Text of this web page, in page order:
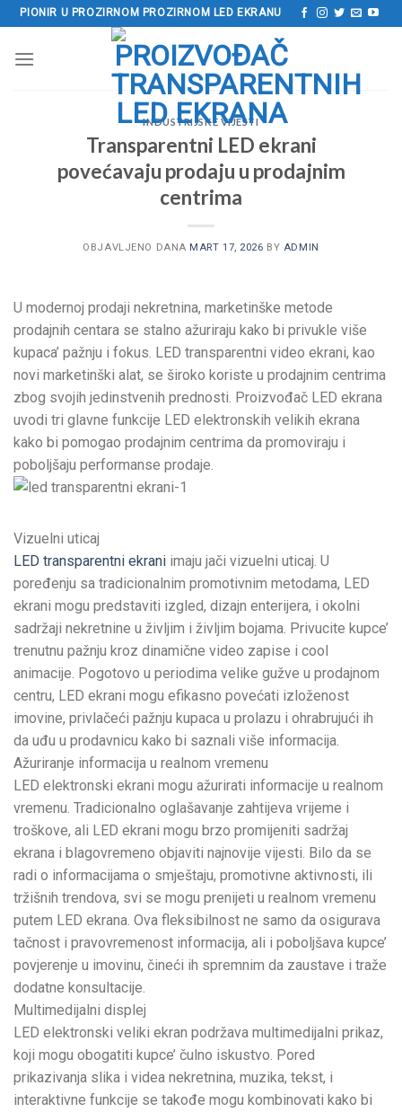
Preskoči
na
sadržaj
PIONIR U PROZIRNOM PROZIRNOM LED EKRANU
INDUSTRIJSKE VIJESTI
Transparentni LED ekrani
povećavaju prodaju u prodajnim
centrima
OBJAVLJENO DANA MART 17, 2026 BY ADMIN
U modernoj prodaji nekretnina, marketinške metode
prodajnih centara se stalno ažuriraju kako bi privukle više
kupaca’ pažnju i fokus. LED transparentni video ekrani, kao
novi marketinški alat, se široko koriste u prodajnim centrima
zbog svojih jedinstvenih prednosti. Proizvođač LED ekrana
uvodi tri glavne funkcije LED elektronskih velikih ekrana
kako bi pomogao prodajnim centrima da promoviraju i
poboljšaju performanse prodaje.
Vizuelni uticaj
LED transparentni ekrani imaju jači vizuelni uticaj. U
poređenju sa tradicionalnim promotivnim metodama, LED
ekrani mogu predstaviti izgled, dizajn enterijera, i okolni
sadržaji nekretnine u življim i življim bojama. Privucite kupce’
trenutnu pažnju kroz dinamične video zapise i cool
animacije. Pogotovo u periodima velike gužve u prodajnom
centru, LED ekrani mogu efikasno povećati izloženost
imovine, privlačeći pažnju kupaca u prolazu i ohrabrujući ih
da uđu u prodavnicu kako bi saznali više informacija.
Ažuriranje informacija u realnom vremenu
LED elektronski ekrani mogu ažurirati informacije u realnom
vremenu. Tradicionalno oglašavanje zahtijeva vrijeme i
troškove, ali LED ekrani mogu brzo promijeniti sadržaj
ekrana i blagovremeno objaviti najnovije vijesti. Bilo da se
radi o informacijama o smještaju, promotivne aktivnosti, ili
tržišnih trendova, svi se mogu prenijeti u realnom vremenu
putem LED ekrana. Ova fleksibilnost ne samo da osigurava
tačnost i pravovremenost informacija, ali i poboljšava kupce’
povjerenje u imovinu, čineći ih spremnim da zaustave i traže
dodatne konsultacije.
Multimedijalni displej
LED elektronski veliki ekran podržava multimedijalni prikaz,
koji mogu obogatiti kupce’ čulno iskustvo. Pored
prikazivanja slika i videa nekretnina, muzika, tekst, i
interaktivne funkcije se takođe mogu kombinovati kako bi